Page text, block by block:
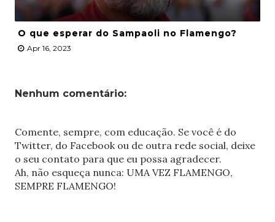
O que esperar do Sampaoli no Flamengo?
Apr 16, 2023
Nenhum comentário:
Comente, sempre, com educação. Se você é do
Twitter, do Facebook ou de outra rede social, deixe
o seu contato para que eu possa agradecer.
Ah, não esqueça nunca: UMA VEZ FLAMENGO,
SEMPRE FLAMENGO!